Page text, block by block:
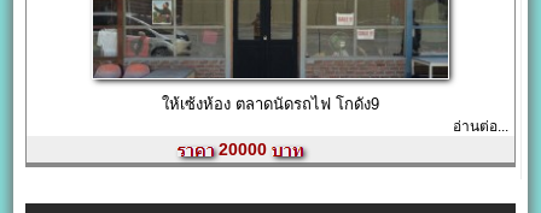
ให้เซ้งห้อง ตลาดนัดรถไฟ โกดัง9
อ่านต่อ...
20000